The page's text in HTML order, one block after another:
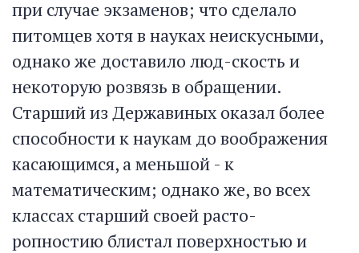
при случае экзаменов; что сделало
питомцев хотя в науках неискусными,
однако же доставило люд-скость и
некоторую розвязь в обращении.
Старший из Державиных оказал более
способности к наукам до воображения
касающимся, а меньшой - к
математическим; однако же, во всех
классах старший своей расто-
ропностию блистал поверхностью и